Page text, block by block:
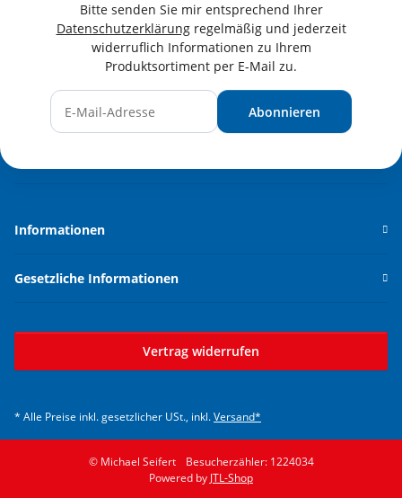
Bitte senden Sie mir entsprechend Ihrer
Datenschutzerklärungregelmäßig und jederzeit
widerruflich Informationen zu Ihrem
Produktsortiment per E-Mail zu.
Abonnieren
Informationen
Gesetzliche Informationen
Vertrag widerrufen
* Alle Preise inkl. gesetzlicher USt., inkl.Versand*
© Michael Seifert
Besucherzähler: 1224034
Powered by JTL-Shop